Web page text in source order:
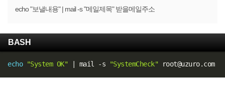
echo "보낼내용" | mail -s "메일제목" 받을메일주소
BASH
echo "System OK" mail -s "SystemCheck" root@uzuro.com